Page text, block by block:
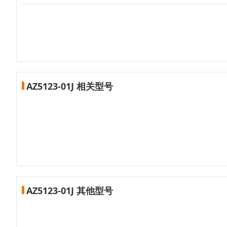
AZ5123-01J 相关型号
AZ5123-01J 其他型号